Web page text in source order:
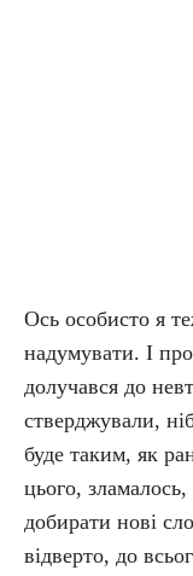
Ось особисто я
надумувати. І
долучався до
стверджували,
буде таким, як
цього,
добирати нові
відверто, до